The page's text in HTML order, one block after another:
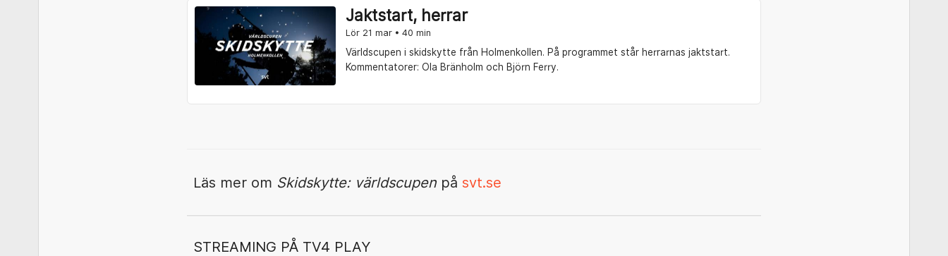
Jaktstart, herrar
Lör 21 mar • 40 min
Världscupen i skidskytte från Holmenkollen. På programmet står herrarnas jaktstart.
Kommentatorer: Ola Bränholm och Björn Ferry.
Läs mer om Skidskytte: världscupenpå svt.se
STREAMING PÅ TV4 PLAY